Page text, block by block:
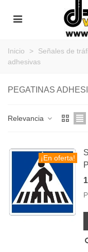
Inicio > Señales de
adhesivas
PEGATINAS
Relevancia
¡En oferta!